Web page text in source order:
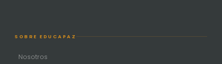
SOBRE EDUCAPAZ
Nosotros